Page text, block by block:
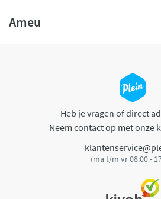
Ameu
Heb je vragen of direct
Neem contact op met onze
(ma t/m vr 08:00 -